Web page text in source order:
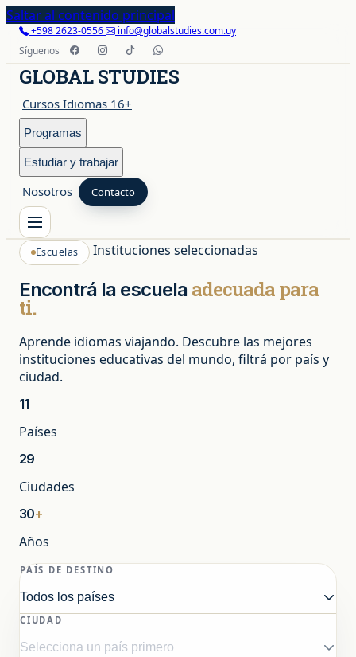
Saltar al contenido principal
+598 2623-0556
info@globalstudies.com.uy
Síguenos
GLOBAL STUDIES
Cursos Idiomas 16+
Programas
Estudiar y trabajar
Nosotros Contacto
Cursos Idiomas 16+
Programas
Estudiar y trabajar
Escuelas Instituciones seleccionadas
Encontrá la escuela adecuada para
ti.
Aprende idiomas viajando. Descubre las mejores
instituciones educativas del mundo, filtrá por país y
ciudad.
11
Países
29
Ciudades
30+
Años
PAÍS DE DESTINO
CIUDAD